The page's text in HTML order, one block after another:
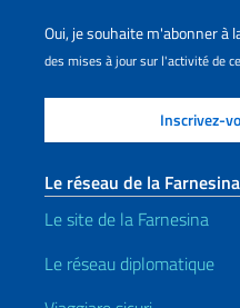
Oui, je souhaite m'abonner à
des mises à jour sur l'activité de
Le réseau de la Farnesina
Le site de la Farnesina
Le réseau diplomatique